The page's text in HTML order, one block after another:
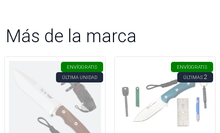
Más de la marca
ENVÍOGRATIS
ÚLTIMA UNIDAD
ENVÍOGRATIS
ÚLTIMAS2